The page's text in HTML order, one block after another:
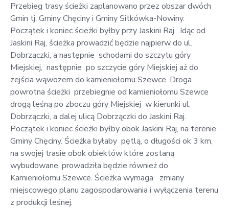
Przebieg trasy ścieżki zaplanowano przez obszar dwóch
Gmin tj. Gminy Chęciny i Gminy Sitkówka-Nowiny.
Początek i koniec ścieżki byłby przy Jaskini Raj. Idąc od
Jaskini Raj, ścieżka prowadzić będzie najpierw do ul.
Dobrzączki, a następnie schodami do szczytu góry
Miejskiej, następnie po szczycie góry Miejskiej aż do
zejścia wąwozem do kamieniołomu Szewce. Droga
powrotna ścieżki przebiegnie od kamieniołomu Szewce
drogą leśną po zboczu góry Miejskiej w kierunki ul.
Dobrzączki, a dalej ulicą Dobrzączki do Jaskini Raj.
Początek i koniec ścieżki byłby obok Jaskini Raj, na terenie
Gminy Chęciny. Ścieżka byłaby pętlą, o długości ok 3 km,
na swojej trasie obok obiektów które zostaną
wybudowane, prowadziła będzie również do
Kamieniołomu Szewce. Ścieżka wymaga zmiany
miejscowego planu zagospodarowania i wyłączenia terenu
z produkcji leśnej.